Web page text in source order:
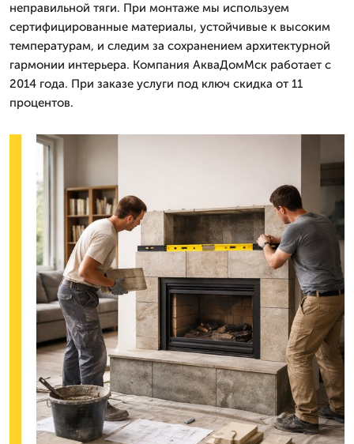
неправильной тяги. При монтаже мы используем
сертифицированные материалы, устойчивые к высоким
температурам, и следим за сохранением архитектурной
гармонии интерьера. Компания АкваДомМск работает с
2014 года. При заказе услуги под ключ скидка от 11
процентов.